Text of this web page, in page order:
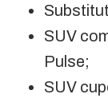
SUV
Pulse;
SUV